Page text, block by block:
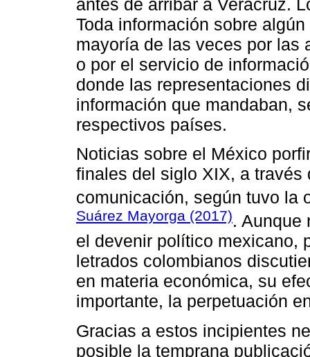
Toda información sobre
mayoría de las veces por las
o por el servicio de
donde las representaciones
información que mandaban,
respectivos países.
Noticias sobre el México
finales del siglo XIX, a
comunicación, según tuvo la
Suárez Mayorga (2017). Aunque
el devenir político mexicano,
letrados colombianos
en materia económica, su
importante, la perpetuación
Gracias a estos incipientes
posible la temprana